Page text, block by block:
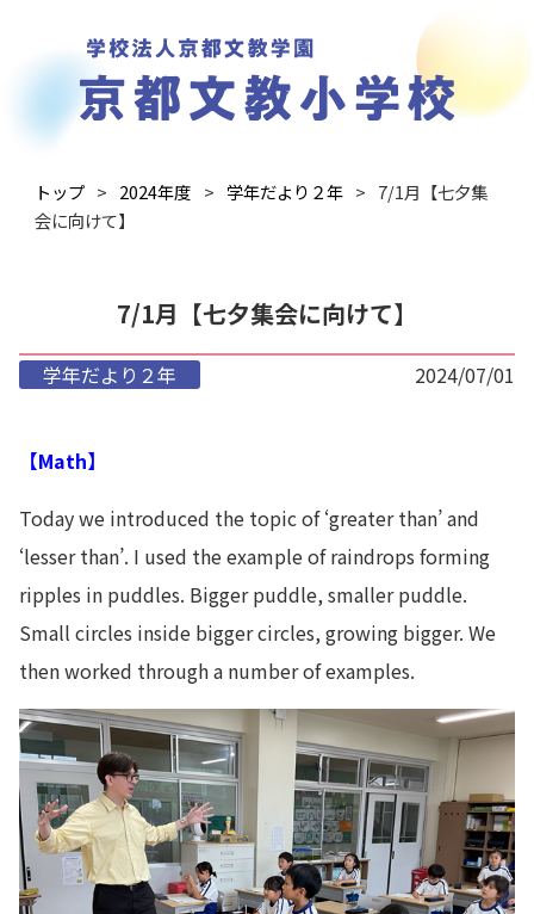
トップ 2024年度 学年だより２年
7/1月【七夕集
会に向けて】
7/1月【七夕集会に向けて】
学年だより２年 2024/07/01
【Math】
Today we introduced the topic of ‘greater than’ and
‘lesser than’. I used the example of raindrops forming
ripples in puddles. Bigger puddle, smaller puddle.
Small circles inside bigger circles, growing bigger. We
then worked through a number of examples.